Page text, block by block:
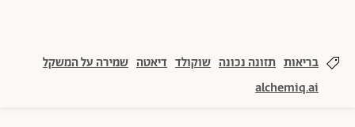
בריאות תזונה נכונה שוקולד דיאטה שמירה על המשקל
alchemiq.ai